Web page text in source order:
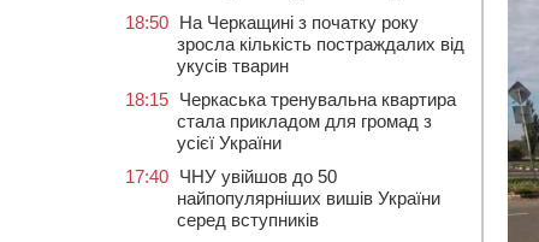
18:50 На Черкащині з початку року
зросла кількість постраждалих від
укусів тварин
18:15 Черкаська тренувальна квартира
стала прикладом для громад з
усієї України
17:40 ЧНУ увійшов до 50
найпопулярніших вишів України
серед вступників